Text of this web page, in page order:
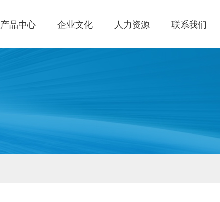
产品中心 企业文化 人力资源 联系我们